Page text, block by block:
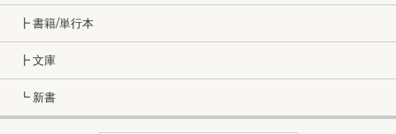
┣ 書籍/単行本
┣ 文庫
┗ 新書